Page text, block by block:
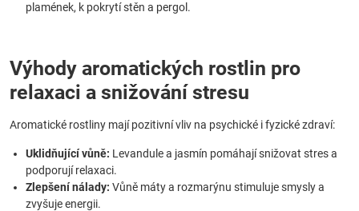
plamének, k pokrytí stěn a pergol.
Výhody aromatických rostlin pro
relaxaci a snižování stresu
Aromatické rostliny mají pozitivní vliv na psychické i fyzické zdraví:
Uklidňující vůně: Levandule a jasmín pomáhají snižovat stres a
podporují relaxaci.
Zlepšení nálady: Vůně máty a rozmarýnu stimuluje smysly a
zvyšuje energii.